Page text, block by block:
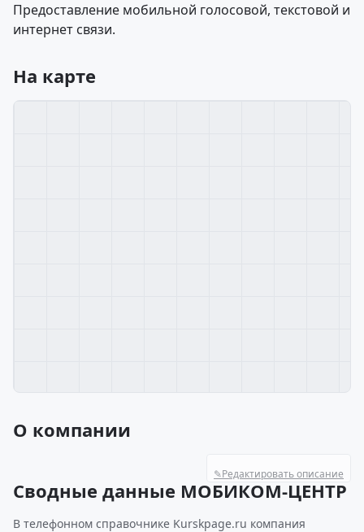
Предоставление мобильной голосовой, текстовой и
интернет связи.
На карте
О компании
✎Редактировать описание
Сводные данные МОБИКОМ-ЦЕНТР
В телефонном справочнике Kurskpage.ru компания